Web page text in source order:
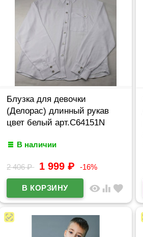
Блузка для девочки
(Делорас) длинный рукав
цвет белый арт.C64151N
В наличии
2 406₽ 1 999₽ -16%
visibility equalizer favorite